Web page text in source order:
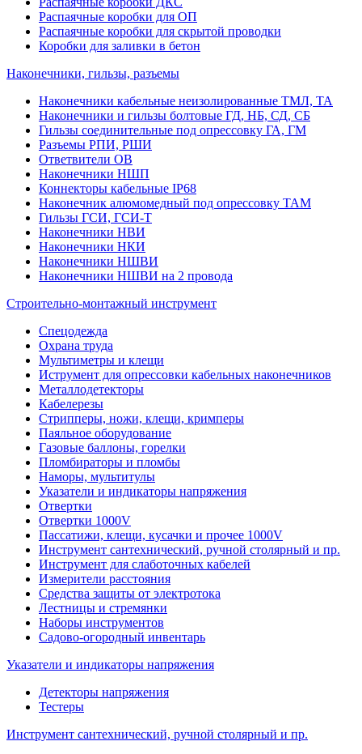
Распаячные коробки для ОП
Распаячные коробки для скрытой проводки
Коробки для заливки в бетон
Наконечники, гильзы, разъемы
Наконечники кабельные неизолированные ТМЛ, ТА
Наконечники и гильзы болтовые ГД, НБ, СД, СБ
Гильзы соединительные под опрессовку ГА, ГМ
Разъемы РПИ, РШИ
Ответвители ОВ
Наконечники НШП
Коннекторы кабельные IP68
Наконечник алюмомедный под опрессовку ТАМ
Гильзы ГСИ, ГСИ-Т
Наконечники НВИ
Наконечники НКИ
Наконечники НШВИ
Наконечники НШВИ на 2 провода
Строительно-монтажный инструмент
Спецодежда
Охрана труда
Мультиметры и клещи
Иструмент для опрессовки кабельных наконечников
Металлодетекторы
Кабелерезы
Стрипперы, ножи, клещи, кримперы
Паяльное оборудование
Газовые баллоны, горелки
Пломбираторы и пломбы
Наморы, мультитулы
Указатели и индикаторы напряжения
Отвертки
Отвертки 1000V
Пассатижи, клещи, кусачки и прочее 1000V
Инструмент сантехнический, ручной столярный и пр.
Инструмент для слаботочных кабелей
Измерители расстояния
Средства защиты от электротока
Лестницы и стремянки
Наборы инструментов
Садово-огородный инвентарь
Указатели и индикаторы напряжения
Детекторы напряжения
Тестеры
Инструмент сантехнический, ручной столярный и пр.